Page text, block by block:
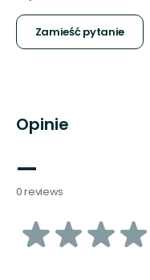
Zamieść pytanie
Opinie
—
0 reviews
z